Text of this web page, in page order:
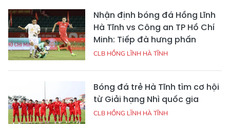
Nhận định bóng đá Hồng Lĩnh
Hà Tĩnh vs Công an TP Hồ Chí
Minh: Tiếp đà hưng phấn
CLB HỒNG LĨNH HÀ TĨNH
Bóng đá trẻ Hà Tĩnh tìm cơ hội
từ Giải hạng Nhì quốc gia
CLB HỒNG LĨNH HÀ TĨNH